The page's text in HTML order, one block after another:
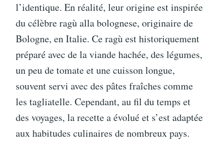
l’identique. En réalité, leur origine est inspirée
du célèbre ragù alla bolognese, originaire de
Bologne, en Italie. Ce ragù est historiquement
préparé avec de la viande hachée, des légumes,
un peu de tomate et une cuisson longue,
souvent servi avec des pâtes fraîches comme
les tagliatelle. Cependant, au fil du temps et
des voyages, la recette a évolué et s’est adaptée
aux habitudes culinaires de nombreux pays.